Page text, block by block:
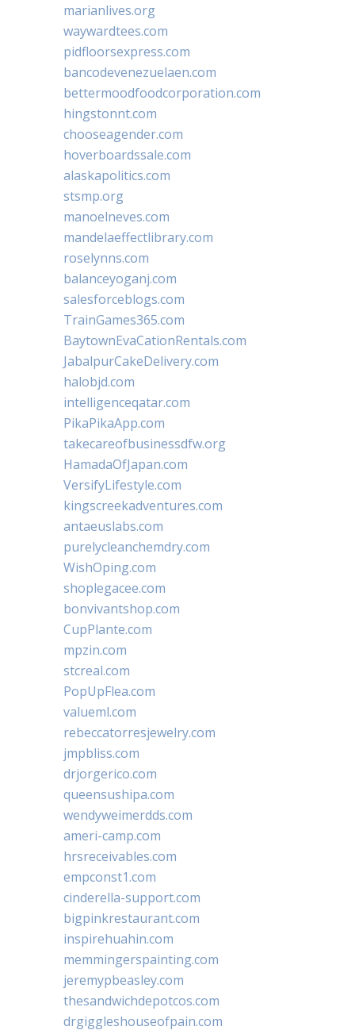
marianlives.org
waywardtees.com
pidfloorsexpress.com
bancodevenezuelaen.com
bettermoodfoodcorporation.com
hingstonnt.com
chooseagender.com
hoverboardssale.com
alaskapolitics.com
stsmp.org
manoelneves.com
mandelaeffectlibrary.com
roselynns.com
balanceyoganj.com
salesforceblogs.com
TrainGames365.com
BaytownEvaCationRentals.com
JabalpurCakeDelivery.com
halobjd.com
intelligenceqatar.com
PikaPikaApp.com
takecareofbusinessdfw.org
HamadaOfJapan.com
VersifyLifestyle.com
kingscreekadventures.com
antaeuslabs.com
purelycleanchemdry.com
WishOping.com
shoplegacee.com
bonvivantshop.com
CupPlante.com
mpzin.com
stcreal.com
PopUpFlea.com
valueml.com
rebeccatorresjewelry.com
jmpbliss.com
drjorgerico.com
queensushipa.com
wendyweimerdds.com
ameri-camp.com
hrsreceivables.com
empconst1.com
cinderella-support.com
bigpinkrestaurant.com
inspirehuahin.com
memmingerspainting.com
jeremypbeasley.com
thesandwichdepotcos.com
drgiggleshouseofpain.com